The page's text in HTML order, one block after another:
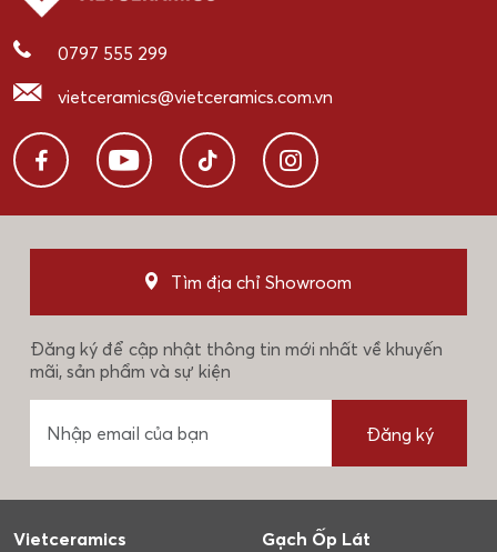
0797 555 299
vietceramics@vietceramics.com.vn
Tìm địa chỉ Showroom
Đăng ký để cập nhật thông tin mới nhất về khuyến
mãi, sản phẩm và sự kiện
Đăng ký
Vietceramics Gạch Ốp Lát